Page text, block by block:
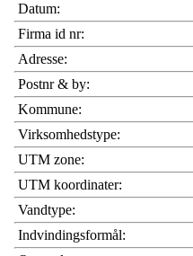
Datum:
Firma id nr:
Adresse:
Postnr & by:
Kommune:
Virksomhedstype:
UTM zone:
UTM koordinater:
Vandtype:
Indvindingsformål: